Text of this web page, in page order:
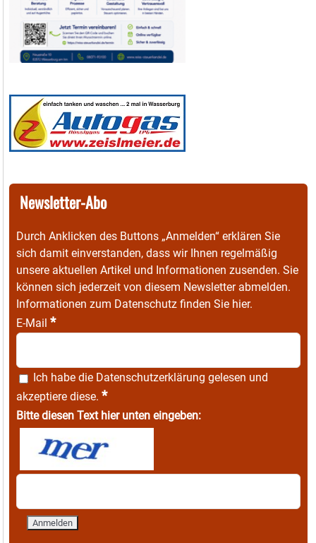
Newsletter-Abo
Durch Anklicken des Buttons „Anmelden“ erklären Sie
sich damit einverstanden, dass wir Ihnen regelmäßig
unsere aktuellen Artikel und Informationen zusenden. Sie
können sich jederzeit von diesem Newsletter abmelden.
Informationen zum Datenschutz finden Sie hier.
E-Mail *
Ich habe die Datenschutzerklärung gelesen und
akzeptiere diese. *
Bitte diesen Text hier unten eingeben: